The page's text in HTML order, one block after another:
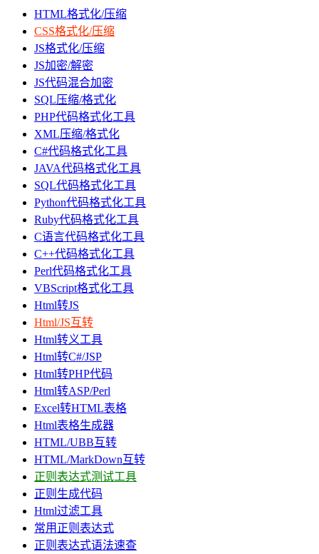
HTML格式化/压缩
CSS格式化/压缩
JS格式化/压缩
JS加密/解密
JS代码混合加密
SQL压缩/格式化
PHP代码格式化工具
XML压缩/格式化
C#代码格式化工具
JAVA代码格式化工具
SQL代码格式化工具
Python代码格式化工具
Ruby代码格式化工具
C语言代码格式化工具
C++代码格式化工具
Perl代码格式化工具
VBScript格式化工具
Html转JS
Html/JS互转
Html转义工具
Html转C#/JSP
Html转PHP代码
Html转ASP/Perl
Excel转HTML表格
Html表格生成器
HTML/UBB互转
HTML/MarkDown互转
正则表达式测试工具
正则生成代码
Html过滤工具
常用正则表达式
正则表达式语法速查